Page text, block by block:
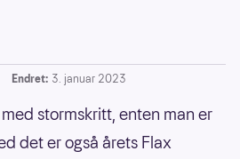
Endret: 3. januar 2023
stormskritt, enten man er
det er også årets Flax